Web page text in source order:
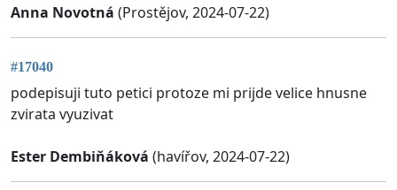
Anna Novotná (Prostějov, 2024-07-22)
#17040
podepisuji tuto petici protoze mi prijde velice hnusne
zvirata vyuzivat
Ester Dembiňáková (havířov, 2024-07-22)